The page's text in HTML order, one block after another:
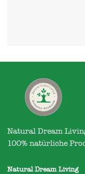
Natural Dream
100% natürliche
Natural Dream Living